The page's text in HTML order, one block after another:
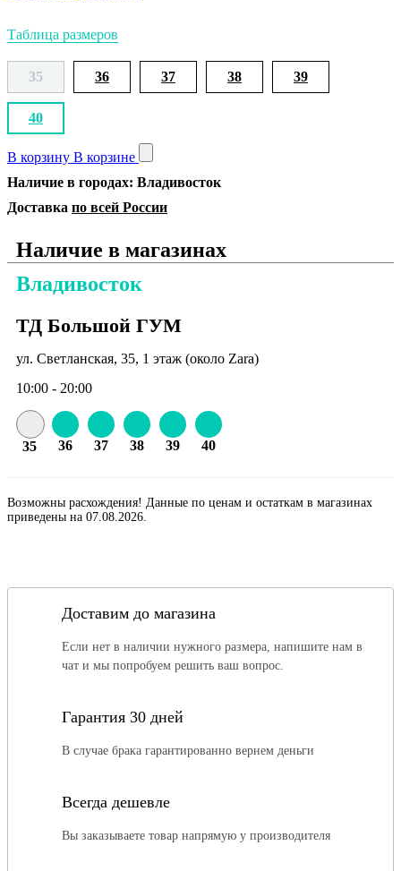
Таблица размеров
35 36 37 38 39
40
В корзину В корзине
Наличие в городах: Владивосток
Доставка по всей России
Наличие в магазинах
Владивосток
ТД Большой ГУМ
ул. Светланская, 35, 1 этаж (около Zara)
10:00 - 20:00
35 36 37 38 39 40
Возможны расхождения! Данные по ценам и остаткам в магазинах
приведены на 07.08.2026.
Доставим до магазина
Если нет в наличии нужного размера, напишите нам в
чат и мы попробуем решить ваш вопрос.
Гарантия 30 дней
В случае брака гарантированно вернем деньги
Всегда дешевле
Вы заказываете товар напрямую у производителя